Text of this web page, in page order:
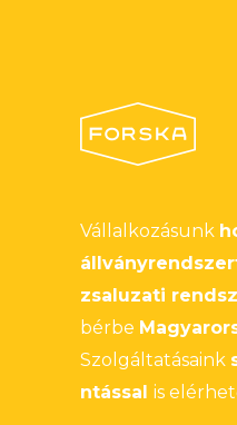
Vállalkozásunk
zsaluzati
bérbe
Szolgáltatásaink
ntással is